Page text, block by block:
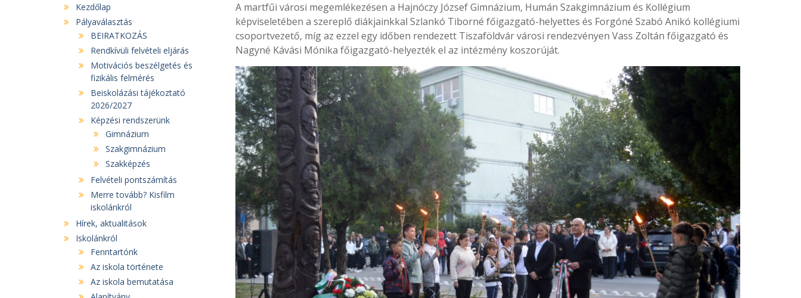
A martfűi városi megemlékezésen a Hajnóczy József Gimnázium, Humán Szakgimnázium és Kollégium
képviseletében a szereplő diákjainkkal Szlankó Tiborné főigazgató-helyettes és Forgóné Szabó Anikó kollégiumi
csoportvezető, míg az ezzel egy időben rendezett Tiszaföldvár városi rendezvényen Vass Zoltán főigazgató és
Nagyné Kávási Mónika főigazgató-helyezték el az intézmény koszorúját.
Kezdőlap
Pályaválasztás
BEIRATKOZÁS
Rendkívüli felvételi eljárás
Motivációs beszélgetés és
fizikális felmérés
Beiskolázási tájékoztató
2026/2027
Képzési rendszerünk
Gimnázium
Szakgimnázium
Szakképzés
Felvételi pontszámítás
Merre tovább? Kisfilm
iskolánkról
Hírek, aktualitások
Iskolánkról
Fenntartónk
Az iskola története
Az iskola bemutatása